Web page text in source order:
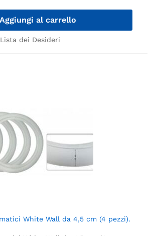
Aggiungi al carrello
dei Desideri
White Wall da 4,5 cm (4 pezzi).